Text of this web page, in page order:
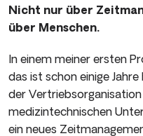
Nicht nur über
über Menschen.
In einem meiner ersten
das ist schon einige
der
medizintechnischen
ein neues